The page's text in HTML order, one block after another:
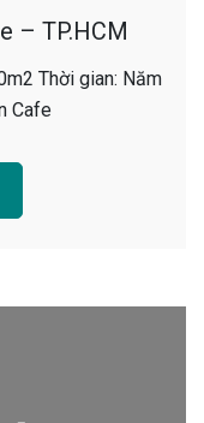
– TP.HCM
Thời gian: Năm
Cafe